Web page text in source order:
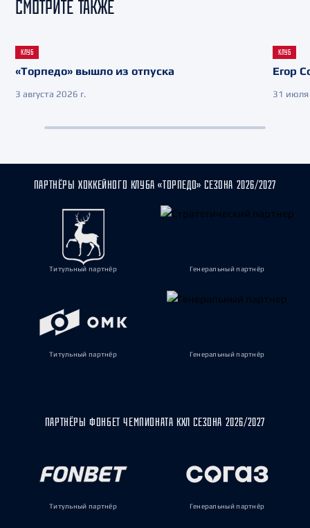
СМОТРИТЕ ТАКЖЕ
КЛУБ
«Торпедо» вышло из отпуска
3 августа 2026 г.
КЛУБ
Егор
31 июля
ПАРТНЁРЫ ХОККЕЙНОГО КЛУБА «ТОРПЕДО» СЕЗОНА 2026/2027
Титульный партнёр Генеральный партнёр
Титульный партнёр Генеральный партнёр
ПАРТНЁРЫ ФОНБЕТ ЧЕМПИОНАТА КХЛ СЕЗОНА 2026/2027
Титульный партнёр Генеральный партнёр